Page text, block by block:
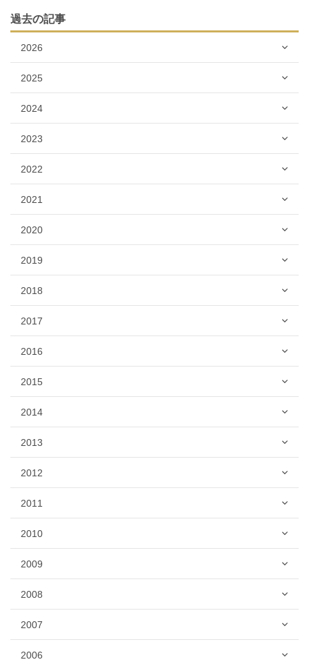
過去の記事
2026
2025
2024
2023
2022
2021
2020
2019
2018
2017
2016
2015
2014
2013
2012
2011
2010
2009
2008
2007
2006